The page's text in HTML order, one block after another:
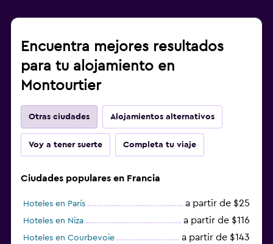
Encuentra mejores resultados
para tu alojamiento en
Montourtier
Otras ciudades Alojamientos alternativos
Voy a tener suerte Completa tu viaje
Ciudades populares en Francia
Hoteles en París a partir de $25
Hoteles en Niza a partir de $116
Hoteles en Courbevoie a partir de $143